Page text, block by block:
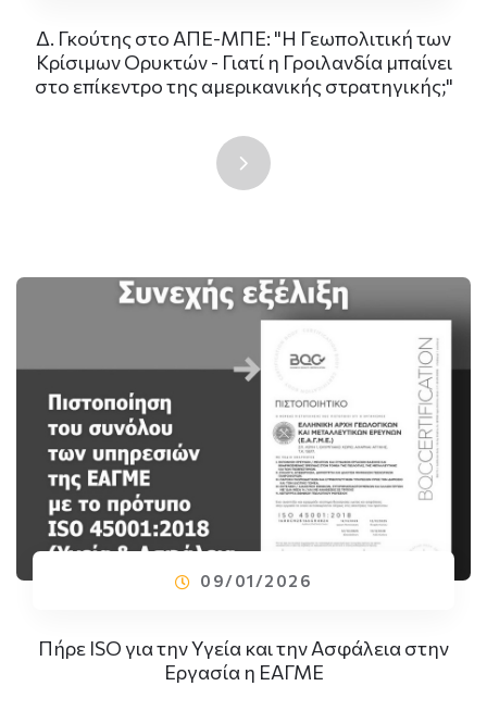
Δ. Γκούτης στο ΑΠΕ-ΜΠΕ: "Η Γεωπολιτική των
Κρίσιμων Ορυκτών - Γιατί η Γροιλανδία μπαίνει
στο επίκεντρο της αμερικανικής στρατηγικής;"
09/01/2026
Πήρε ISO για την Υγεία και την Ασφάλεια στην
Εργασία η ΕΑΓΜΕ